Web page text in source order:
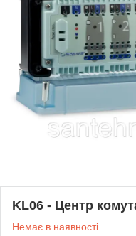
KL06 - Центр
Немає в наявності